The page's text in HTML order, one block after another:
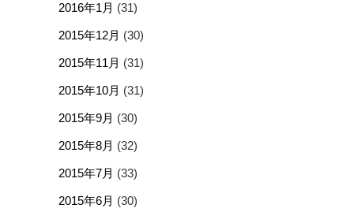
2016年1月 (31)
2015年12月 (30)
2015年11月 (31)
2015年10月 (31)
2015年9月 (30)
2015年8月 (32)
2015年7月 (33)
2015年6月 (30)